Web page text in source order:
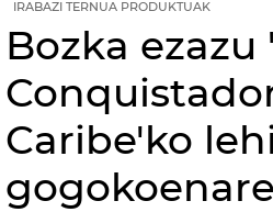
IRABAZI TERNUA PRODUKTUAK
Bozka ezazu
Caribe'ko